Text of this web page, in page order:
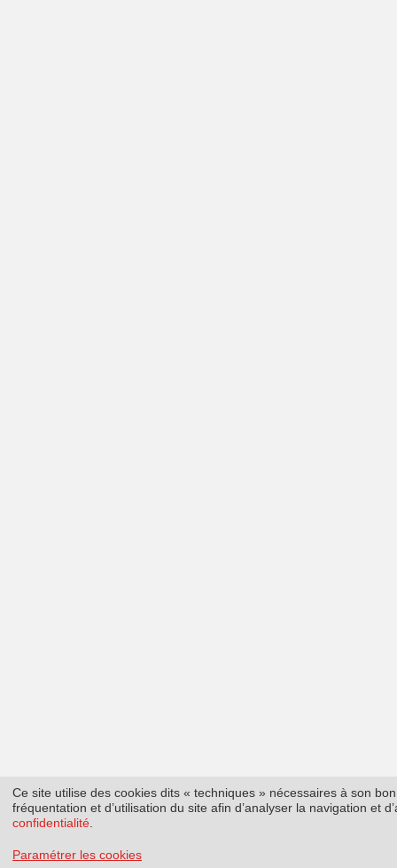
Ce site utilise des cookies dits « techniques » nécessaires à son
fréquentation et d’utilisation du site afin d’analyser la navigation et
confidentialité
Paramétrer les cookies